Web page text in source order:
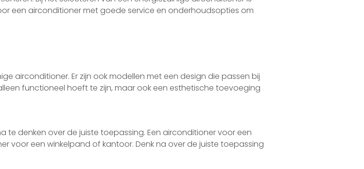
een airconditioner met goede service en onderhoudsopties om
airconditioner. Er zijn ook modellen met een design die passen bij
functioneel hoeft te zijn, maar ook een esthetische toevoeging
te denken over de juiste toepassing. Een airconditioner voor een
een winkelpand of kantoor. Denk na over de juiste toepassing